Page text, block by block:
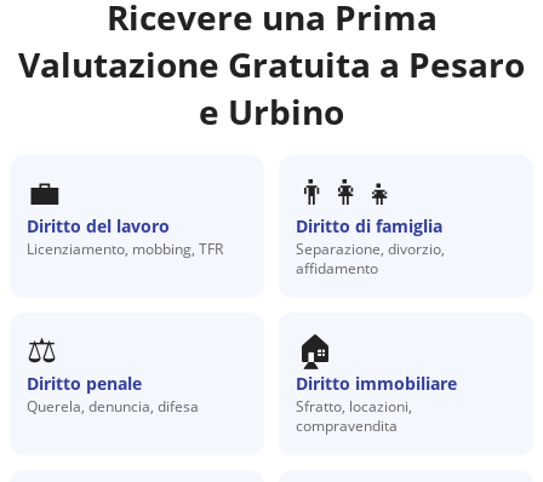
Ricevere una Prima
Valutazione Gratuita a Pesaro
e Urbino
💼
Diritto del lavoro
Licenziamento, mobbing, TFR
👨‍👩‍👧
Diritto di famiglia
Separazione, divorzio,
affidamento
⚖️
Diritto penale
Querela, denuncia, difesa
🏠
Diritto immobiliare
Sfratto, locazioni,
compravendita